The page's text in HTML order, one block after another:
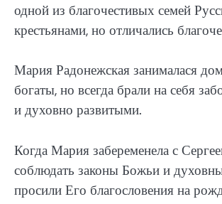
одной из благочестивых семей
крестьянами, но отличались
Мария Радонежская занималася
богаты, но всегда брали на себя
и духовно развитыми.
Когда Мария забеременела с
соблюдать законы Божьи и
просили Его благословения на